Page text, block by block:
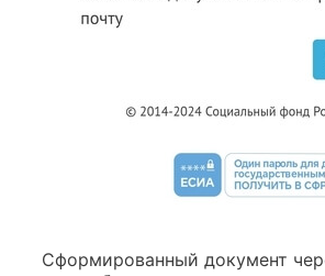
Сформированный документ